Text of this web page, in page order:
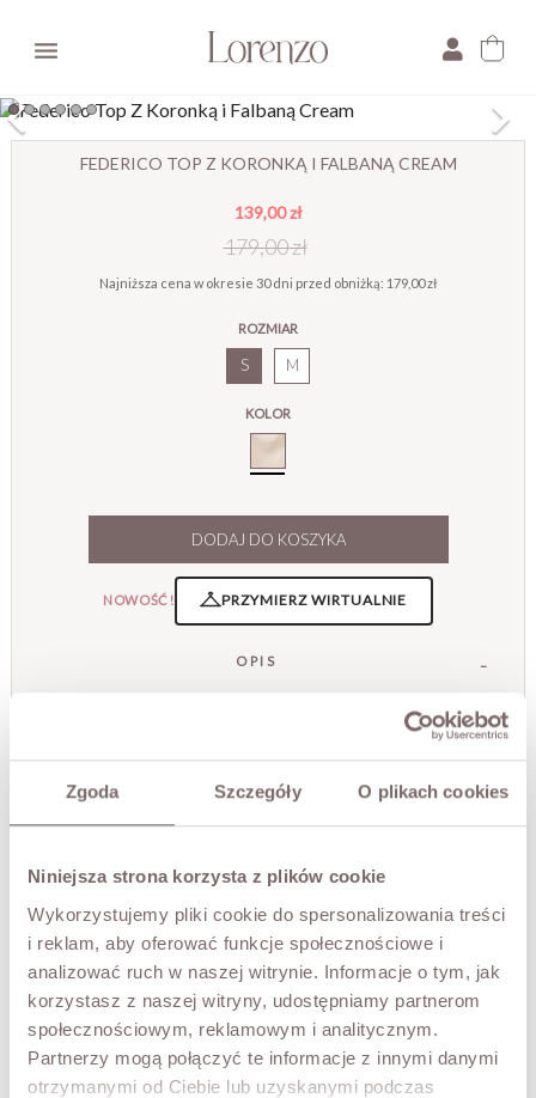
Zgoda Szczegóły O plikach cookies
Niniejsza strona korzysta z plików cookie
Wykorzystujemy pliki cookie do spersonalizowania treści
i reklam, aby oferować funkcje społecznościowe i
analizować ruch w naszej witrynie. Informacje o tym, jak
korzystasz z naszej witryny, udostępniamy partnerom
społecznościowym, reklamowym i analitycznym.
Partnerzy mogą połączyć te informacje z innymi danymi
otrzymanymi od Ciebie lub uzyskanymi podczas

FEDERICO TOP Z KORONKĄ I FALBANĄ CREAM
139,00 zł
179,00 zł
Najniższa cena w okresie 30 dni przed obniżką: 179,00 zł
ROZMIAR
S M
KOLOR
Cream_
DODAJ DO KOSZYKA
NOWOŚĆ! PRZYMIERZ WIRTUALNIE
OPIS
Bluzka Federica to subtelna i niezwykle kobieca
wyjątkowym komfortem noszenia. Miękka, elastyczna
bawełna delikatnie otula sylwetkę, zapewniając idealne
pod marynarkę czy lekką koszulę.
Dekolt w kształcie litery V pięknie eksponuje linię szyi i
nadaje całości lekkości. Ozdobna falbana z koronki i tiulu
przy dekolcie stanowi wyjątkowy detal, który dodaje
topowi romantycznego uroku i eleganckiego charakteru.
To idealna propozycja do jeansów, spódnic oraz
klasycznych spodni, tworząc stylowe i ponadczasowe
zestawy.
- Dekolt w kształcie V
Pytanie: